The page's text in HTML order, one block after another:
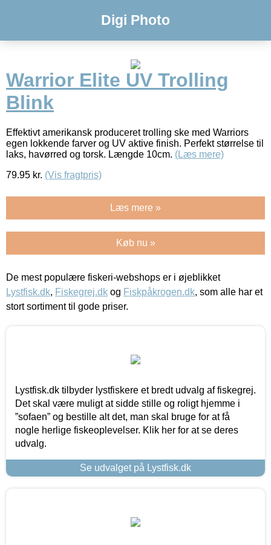
Digi Photo
Warrior Elite UV Trolling
Blink
Effektivt amerikansk produceret trolling ske med Warriors
egen lokkende farver og UV aktive finish. Perfekt størrelse til
laks, havørred og torsk. Længde 10cm. (Læs mere)
79.95 kr. (Vis fragtpris)
Læs mere »
Køb nu »
De mest populære fiskeri-webshops er i øjeblikket
Lystfisk.dk, Fiskegrej.dk og Fiskpåkrogen.dk, som alle har et
stort sortiment til gode priser.
Lystfisk.dk tilbyder lystfiskere et bredt udvalg af fiskegrej.
Det skal være muligt at sidde stille og roligt hjemme i
”sofaen” og bestille alt det, man skal bruge for at få
nogle herlige fiskeoplevelser. Klik her for at se deres
udvalg.
Se udvalget på Lystfisk.dk